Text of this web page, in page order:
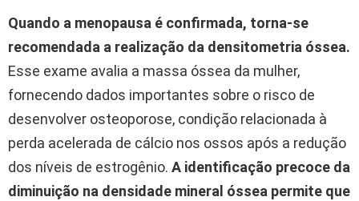
Quando a menopausa é confirmada, torna-se
recomendada a realização da densitometria óssea.
Esse exame avalia a massa óssea da mulher,
fornecendo dados importantes sobre o risco de
desenvolver osteoporose, condição relacionada à
perda acelerada de cálcio nos ossos após a redução
dos níveis de estrogênio. A identificação precoce da
diminuição na densidade mineral óssea permite que